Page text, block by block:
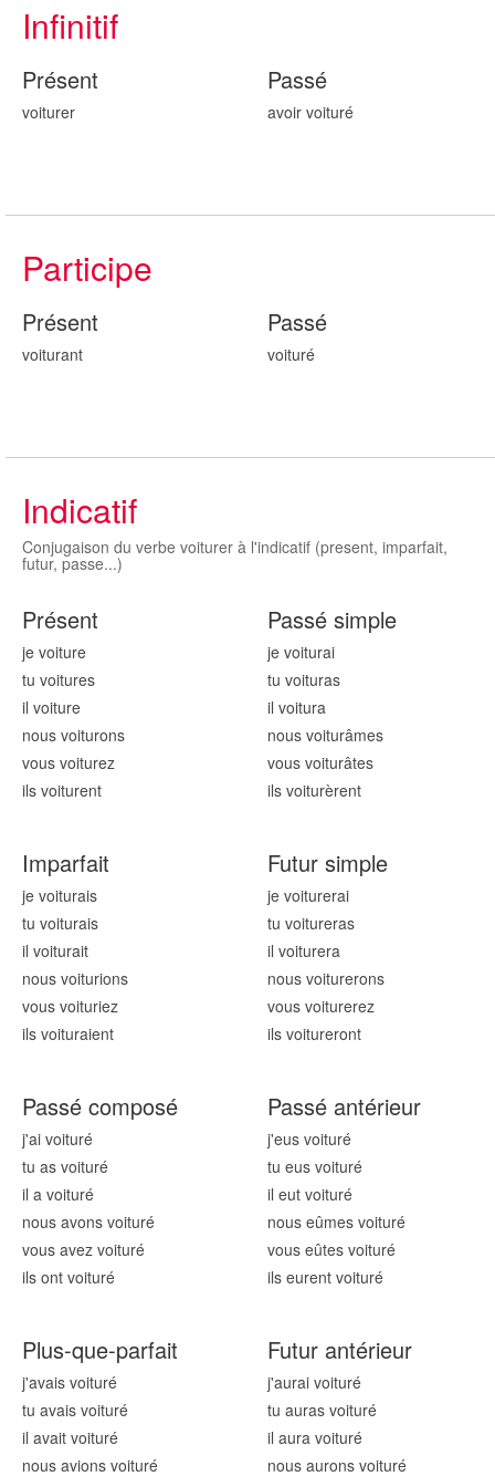
Infinitif
Présent
voiturer
Passé
avoir voituré
Participe
Présent
voiturant
Passé
voituré
Indicatif
Conjugaison du verbe voiturer à l'indicatif (present, imparfait,
futur, passe...)
Présent
je voiture
tu voitures
il voiture
nous voiturons
vous voiturez
ils voiturent
Passé simple
je voiturai
tu voituras
il voitura
nous voiturâmes
vous voiturâtes
ils voiturèrent
Imparfait
je voiturais
tu voiturais
il voiturait
nous voiturions
vous voituriez
ils voituraient
Futur simple
je voiturerai
tu voitureras
il voiturera
nous voiturerons
vous voiturerez
ils voitureront
Passé composé
j'ai voituré
tu as voituré
il a voituré
nous avons voituré
vous avez voituré
ils ont voituré
Passé antérieur
j'eus voituré
tu eus voituré
il eut voituré
nous eûmes voituré
vous eûtes voituré
ils eurent voituré
Plus-que-parfait
j'avais voituré
tu avais voituré
il avait voituré
nous avions voituré
Futur antérieur
j'aurai voituré
tu auras voituré
il aura voituré
nous aurons voituré